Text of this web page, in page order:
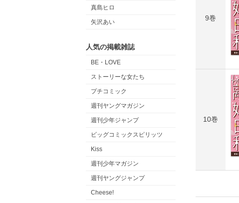
真島ヒロ
矢沢あい
人気の掲載雑誌
BE・LOVE
ストーリーな女たち
プチコミック
週刊ヤングマガジン
週刊少年ジャンプ
ビッグコミックスピリッツ
Kiss
週刊少年マガジン
週刊ヤングジャンプ
Cheese!
9巻
10巻